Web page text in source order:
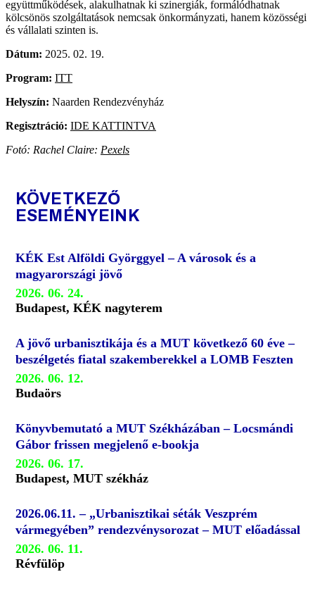
együttműködések, alakulhatnak ki szinergiák, formálódhatnak
kölcsönös szolgáltatások nemcsak önkormányzati, hanem közösségi
és vállalati szinten is.
Dátum: 2025. 02. 19.
Program: ITT
Helyszín: Naarden Rendezvényház
Regisztráció: IDE KATTINTVA
Fotó: Rachel Claire: Pexels
KÖVETKEZŐ
ESEMÉNYEINK
KÉK Est Alföldi Györggyel – A városok és a
magyarországi jövő
2026. 06. 24.
Budapest, KÉK nagyterem
A jövő urbanisztikája és a MUT következő 60 éve –
beszélgetés fiatal szakemberekkel a LOMB Feszten
2026. 06. 12.
Budaörs
Könyvbemutató a MUT Székházában – Locsmándi
Gábor frissen megjelenő e-bookja
2026. 06. 17.
Budapest, MUT székház
2026.06.11. – „Urbanisztikai séták Veszprém
vármegyében” rendezvénysorozat – MUT előadással
2026. 06. 11.
Révfülöp